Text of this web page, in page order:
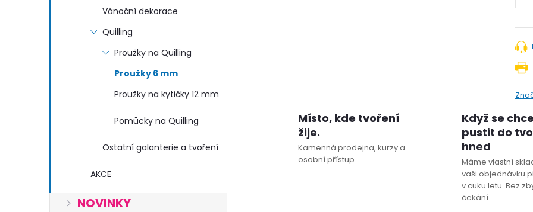
Vánoční dekorace
Quilling
Proužky na Quilling
Proužky 6 mm
Proužky na kytičky 12 mm
Pomůcky na Quilling
Ostatní galanterie a tvoření
AKCE
NOVINKY
Místo, kde tvoření
žije.
Kamenná prodejna, kurzy a
osobní přístup.
Když se
pustit do
hned
Máme vlastní
vaši objednávku
v cuku letu. Bez
čekání.